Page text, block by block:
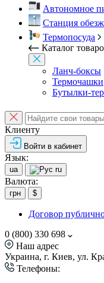
Автономное
Станция
Термопосуда
Каталог
Ланч-боксы
Термочашки
Бутылки-
Клиенту
Войти в кабинет
Язык:
ua ru
Валюта:
грн $
Договор
0 (800) 330 698
Наш адрес
Украина, г. Киев, ул.
Телефоны: